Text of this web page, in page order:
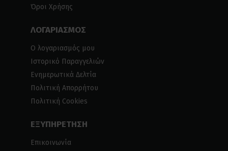
Όροι Χρήσης
ΛΟΓΑΡΙΑΣΜΟΣ
Ο λογαριασμός μου
Ιστορικό Παραγγελιών
Ενημερωτικά Δελτία
Πολιτική Απορρήτου
Πολιτική Cookies
ΕΞΥΠΗΡΕΤΗΣΗ
Επικοινωνία